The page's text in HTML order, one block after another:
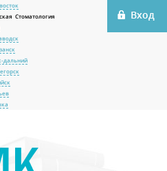
Стоматология
дальний